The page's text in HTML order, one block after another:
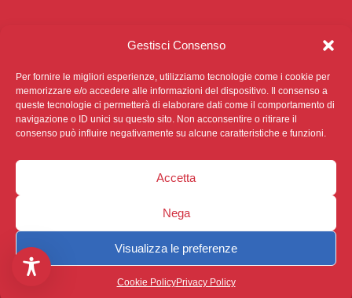
Gestisci Consenso
Per fornire le migliori esperienze, utilizziamo tecnologie come i cookie per
memorizzare e/o accedere alle informazioni del dispositivo. Il consenso a
queste tecnologie ci permetterà di elaborare dati come il comportamento di
navigazione o ID unici su questo sito. Non acconsentire o ritirare il
consenso può influire negativamente su alcune caratteristiche e funzioni.
Accetta
Nega
Visualizza le preferenze
Cookie PolicyPrivacy Policy
Cinisello Balsamo (MI)
Dal lunedì al venerdì: 14.30 – 19.30
Sabato: Chiuso
Cookie Policy